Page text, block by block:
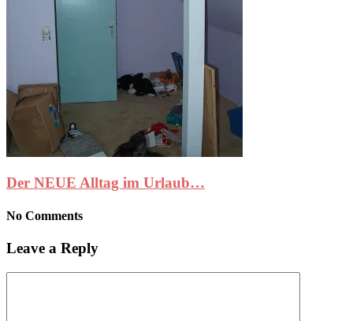
Der NEUE Alltag im Urlaub…
No Comments
Leave a Reply